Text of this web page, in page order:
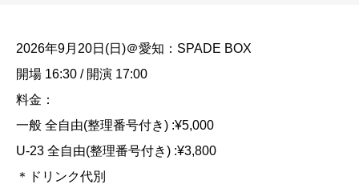
2026年9月20日(日)＠愛知：SPADE BOX
開場 16:30 / 開演 17:00
料金：
一般 全自由(整理番号付き) :¥5,000
U-23 全自由(整理番号付き) :¥3,800
＊ドリンク代別